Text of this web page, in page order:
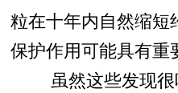
粒在十年内自然缩短
保护作用可能具有重
虽然这些发现很